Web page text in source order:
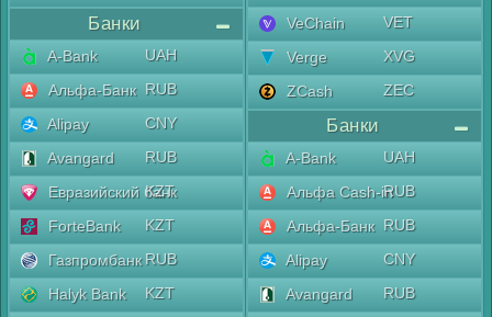
Банки
A-Bank
UAH
Альфа-Банк RUB
Alipay
CNY
Avangard
RUB
Евразийский банк
KZT
ForteBank
KZT
Газпромбанк RUB
Halyk Bank
KZT
VeChain
VET
Verge
XVG
ZCash
ZEC
Банки
A-Bank
UAH
Альфа Cash-inRUB
Альфа-Банк RUB
Alipay
CNY
Avangard
RUB